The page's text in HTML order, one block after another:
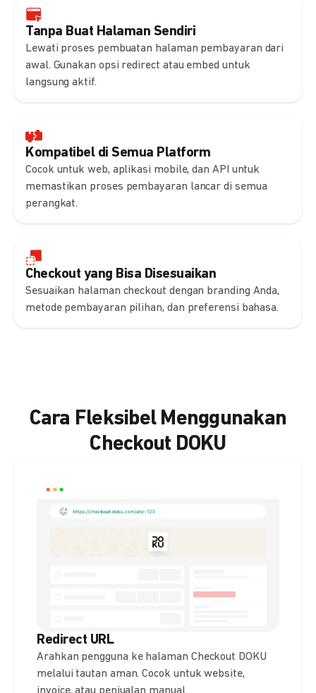
Tanpa Buat Halaman Sendiri
Lewati proses pembuatan halaman pembayaran dari
awal. Gunakan opsi redirect atau embed untuk
langsung aktif.
Kompatibel di Semua Platform
Cocok untuk web, aplikasi mobile, dan API untuk
memastikan proses pembayaran lancar di semua
perangkat.
Checkout yang Bisa Disesuaikan
Sesuaikan halaman checkout dengan branding Anda,
metode pembayaran pilihan, dan preferensi bahasa.
Cara Fleksibel Menggunakan
Checkout DOKU
Redirect URL
Arahkan pengguna ke halaman Checkout DOKU
melalui tautan aman. Cocok untuk website,